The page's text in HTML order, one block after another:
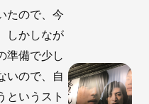
たので、今
しかしなが
準備で少し
いので、自
というスト